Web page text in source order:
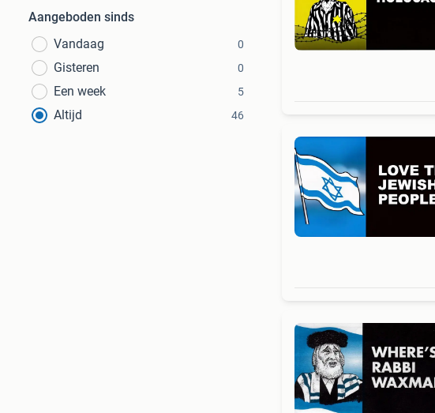
Aangeboden sinds
Vandaag
0
Gisteren 0
Een week 5
Altijd 46